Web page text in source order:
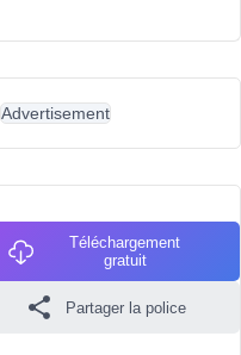
Advertisement
Téléchargement
gratuit
Partager la police